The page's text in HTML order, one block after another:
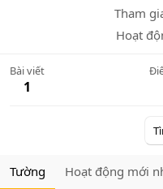
Tham
Hoạt
Bài viết
1
Tường Hoạt động mới